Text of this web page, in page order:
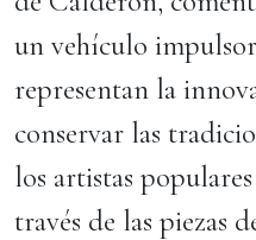
un vehículo
representan la
conservar las
los artistas
través de las piezas